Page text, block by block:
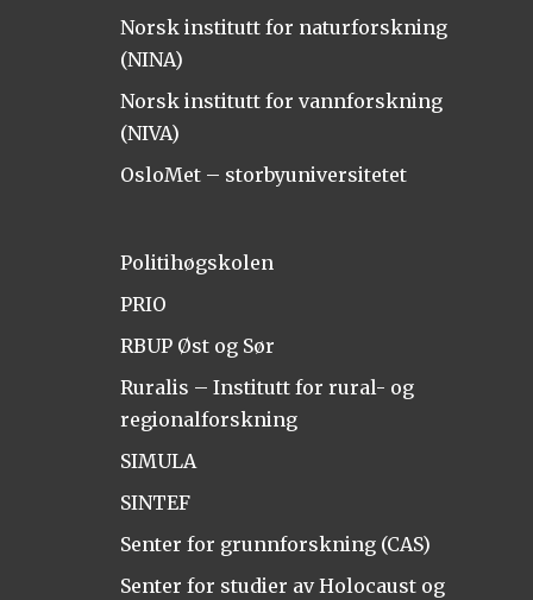
Norsk institutt for naturforskning
(NINA)
Norsk institutt for vannforskning
(NIVA)
OsloMet – storbyuniversitetet
Politihøgskolen
PRIO
RBUP Øst og Sør
Ruralis – Institutt for rural- og
regionalforskning
SIMULA
SINTEF
Senter for grunnforskning (CAS)
Senter for studier av Holocaust og